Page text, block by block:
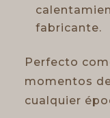
fabricante.
Perfecto
momentos
cualquier